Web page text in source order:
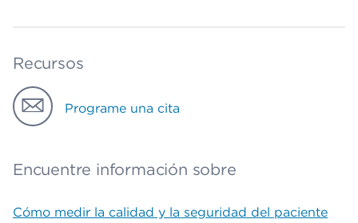
Recursos
Programe una cita
Encuentre información sobre
Cómo medir la calidad y la seguridad del paciente